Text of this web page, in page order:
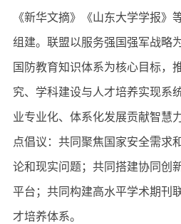
《新华文摘》《山东大学学报》
组建。联盟以服务强国强军战略
国防教育知识体系为核心目标，
究、学科建设与人才培养实现系
业专业化、体系化发展贡献智慧
点倡议：共同聚焦国家安全需求
论和现实问题；共同搭建协同创
平台；共同构建高水平学术期刊
才培养体系。